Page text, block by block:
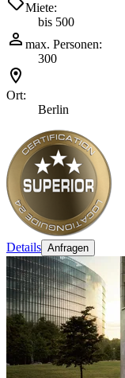
Miete:
bis 500
max. Personen:
300
Ort:
Berlin
Details Anfragen